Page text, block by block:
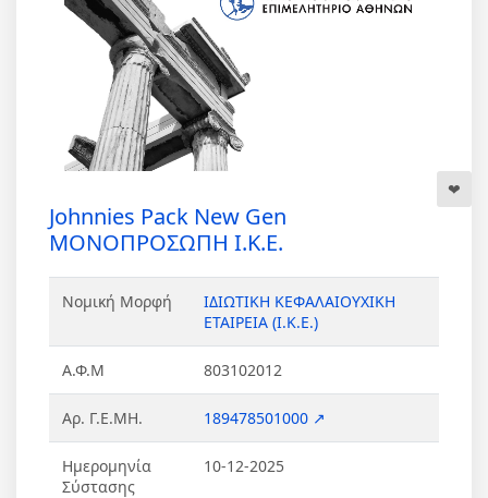
Johnnies Pack New Gen
ΜΟΝΟΠΡΟΣΩΠΗ Ι.Κ.Ε.
Νομική Μορφή
ΙΔΙΩΤΙΚΗ ΚΕΦΑΛΑΙΟΥΧΙΚΗ
ΕΤΑΙΡΕΙΑ (Ι.Κ.Ε.)
Α.Φ.Μ 803102012
Αρ. Γ.Ε.ΜΗ. 189478501000 ↗
Ημερομηνία
Σύστασης
10-12-2025